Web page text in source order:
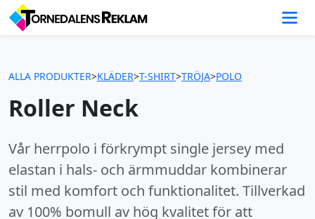
ALLA PRODUKTER>KLÄDER>T-SHIRT>TRÖJA>POLO
Roller Neck
Vår herrpolo i förkrympt single jersey med
elastan i hals- och ärmmuddar kombinerar
stil med komfort och funktionalitet. Tillverkad
av 100% bomull av hög kvalitet för att